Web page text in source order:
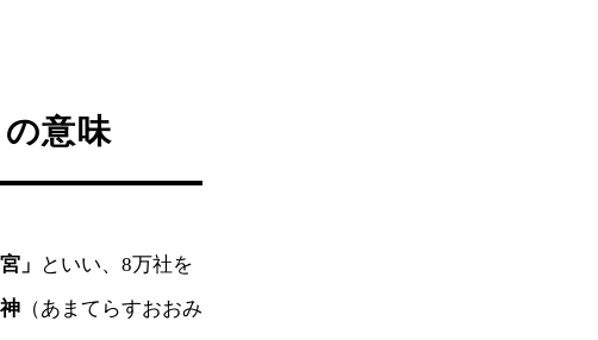
意味
」
といい、8万社を
（あまてらすおおみ